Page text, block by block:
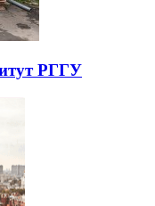
РГГУ